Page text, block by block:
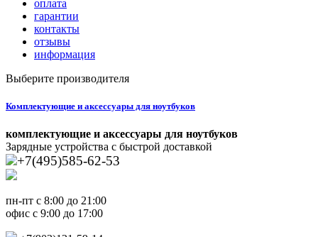
оплата
гарантии
контакты
отзывы
информация
Выберите производителя
Комплектующие и аксессуары для ноутбуков
комплектующие и аксессуары для ноутбуков
Зарядные устройства с быстрой доставкой
+7(495)585-62-53
пн-пт с 8:00 до 21:00
офис с 9:00 до 17:00